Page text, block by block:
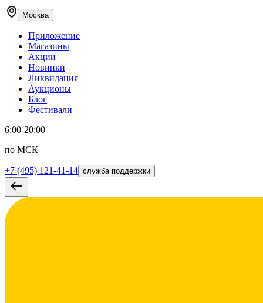
Москва
Приложение
Магазины
Акции
Новинки
Ликвидация
Аукционы
Блог
Фестивали
6:00-20:00
по МСК
+7 (495) 121-41-14 служба поддержки